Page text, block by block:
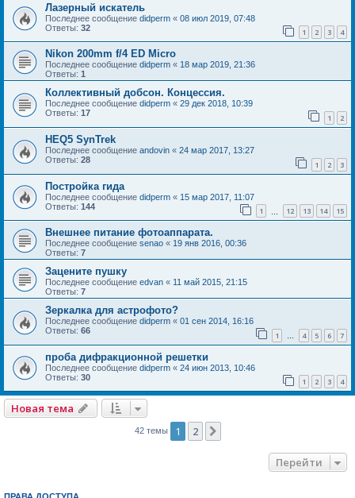
Лазерный искатель
Последнее сообщение didperm « 08 июл 2019, 07:48
Ответы: 32 1 2 3 4
Nikon 200mm f/4 ED Micro
Последнее сообщение didperm « 18 мар 2019, 21:36
Ответы: 1
Коллективный добсон. Концессия.
Последнее сообщение didperm « 29 дек 2018, 10:39
Ответы: 17 1 2
HEQ5 SynTrek
Последнее сообщение andovin « 24 мар 2017, 13:27
Ответы: 28 1 2 3
Постройка гида
Последнее сообщение didperm « 15 мар 2017, 11:07
Ответы: 144 1 12 13 14 15
Внешнее питание фотоаппарата.
Последнее сообщение senao « 19 янв 2016, 00:36
Ответы: 7
Зацените пушку
Последнее сообщение edvan « 11 май 2015, 21:15
Ответы: 7
Зеркалка для астрофото?
Последнее сообщение didperm « 01 сен 2014, 16:16
Ответы: 66 1 … 4 5 6 7
проба дифракционной решетки
Последнее сообщение didperm « 24 июн 2013, 10:46
Ответы: 30 1 2 3 4
Новая тема
42 темы 1 2
Перейти